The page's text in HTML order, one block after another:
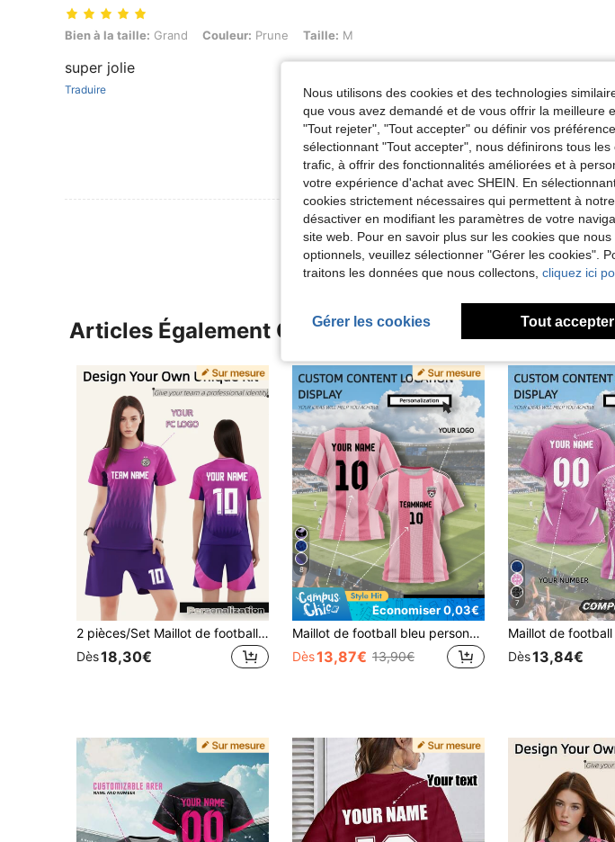
Bien à la taille: Grand, Couleur: Prune, Taille: M
Bien à la taille: Grand Couleur: Prune Taille: M
super jolie
Traduire
Voir Plus D'avis
Articles Également Consultés
2 pièces/Set Maillot de football personnalisé pour femmes - T-shirt à manches courtes avec impression de nom et numéro personnalisés + ensemble short, tenue de sport à séchage rapide, uniforme de club de football allemand, cadeau personnalisé pour femmes, cadeau parfait
Dès18,30€
8
Économiser 0,03€
Maillot de football bleu personnalisé pour femmes Miami 2026 : peut être imprimé avec le logo de votre équipe, le nom du joueur. Matchs de football, tenue décontractée, sports, style blokette, athleisure, prêt pour le jour du match
Dès13,87€ 13,90€
7
Dès13,84€
Nous utilisons des cookies et des technologies
que vous avez demandé et de vous offrir la meilleure
"Tout rejeter", "Tout accepter" ou définir vos
sélectionnant "Tout accepter", nous définirons tous
trafic, à offrir des fonctionnalités améliorées et à
votre expérience d'achat avec SHEIN. En
cookies strictement nécessaires qui permettent à
désactiver en modifiant les paramètres de votre
site web. Pour en savoir plus sur les cookies que
optionnels, veuillez sélectionner "Gérer les cookies".
traitons les données que nous collectons, cliquez ici
Gérer les cookies Tout accepter